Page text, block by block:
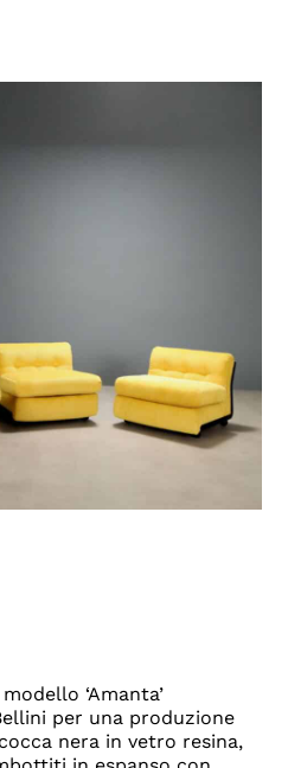
‘Amanta’
per una produzione
nera in vetro resina,